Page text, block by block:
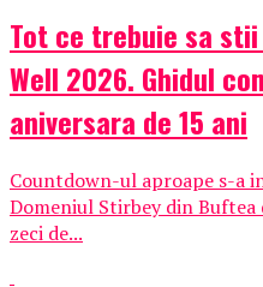
Tot ce trebuie sa
Well 2026. Ghidul
aniversara de 15 ani
Countdown-ul aproape s-a
Domeniul Stirbey din
zeci de...